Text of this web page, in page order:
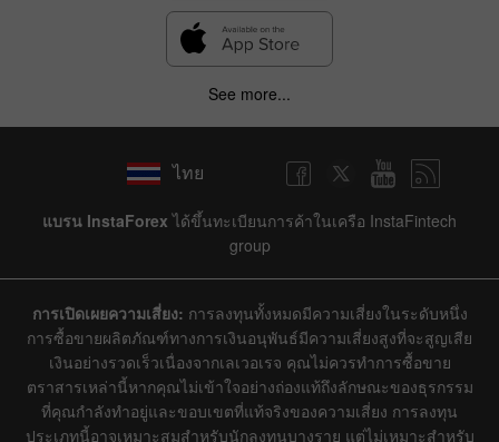
See more...
ไทย
แบรน InstaForex ได้ขึ้นทะเบียนการค้าในเครือ InstaFintech
group
การเปิดเผยความเสี่ยง: การลงทุนทั้งหมดมีความเสี่ยงในระดับหนึ่ง
การซื้อขายผลิตภัณฑ์ทางการเงินอนุพันธ์มีความเสี่ยงสูงที่จะสูญเสีย
เงินอย่างรวดเร็วเนื่องจากเลเวอเรจ คุณไม่ควรทำการซื้อขาย
ตราสารเหล่านี้หากคุณไม่เข้าใจอย่างถ่องแท้ถึงลักษณะของธุรกรรม
ที่คุณกำลังทำอยู่และขอบเขตที่แท้จริงของความเสี่ยง การลงทุน
ประเภทนี้อาจเหมาะสมสำหรับนักลงทุนบางราย แต่ไม่เหมาะสำหรับ